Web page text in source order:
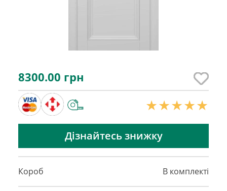
8300.00 грн
Дізнайтесь знижку
Короб В комплекті